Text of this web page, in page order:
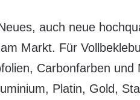
auch neue
Markt. Für
Carbonfarben und
Platin, Gold,